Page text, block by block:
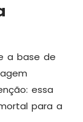
a base de
essa
para a